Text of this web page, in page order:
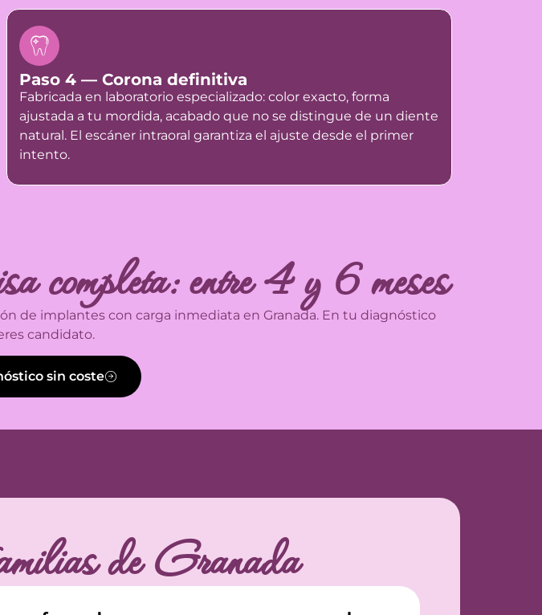
Paso 4 — Corona definitiva
Fabricada en laboratorio especializado: color exacto, forma
ajustada a tu mordida, acabado que no se distingue de un diente
natural. El escáner intraoral garantiza el ajuste desde el primer
intento.
completa: entre 4 y 6 meses
de implantes con carga inmediata en Granada. En tu diagnóstico
candidato.
sin coste
de Granada